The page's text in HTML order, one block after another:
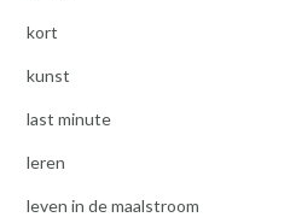
kort
kunst
last minute
leren
leven in de maalstroom